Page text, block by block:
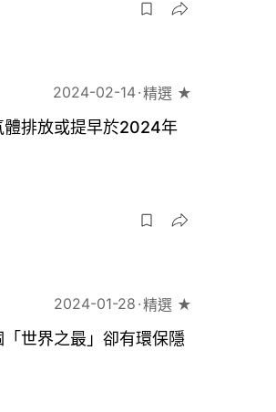
2024-02-14 精選 ★
排放或提早於2024年
2024-01-28 精選 ★
世界之最」卻有環保隱